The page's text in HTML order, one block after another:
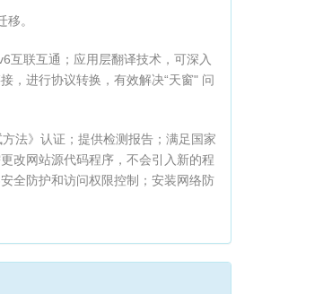
。
互联互通；应用层翻译技术，可深入
，进行协议转换，有效解决“天窗" 问
法》认证；提供检测报告；满足国家
改网站源代码程序，不会引入新的程
全防护和访问权限控制；安装网络防